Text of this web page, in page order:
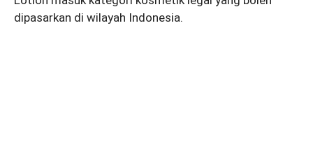
dipasarkan di wilayah Indonesia.